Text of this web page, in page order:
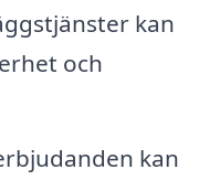
kan
och
kan